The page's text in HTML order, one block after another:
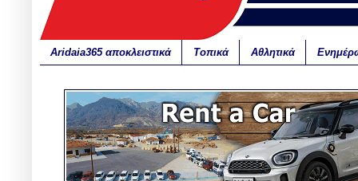
Aridaia365 αποκλειστικά Τοπικά Αθλητικά